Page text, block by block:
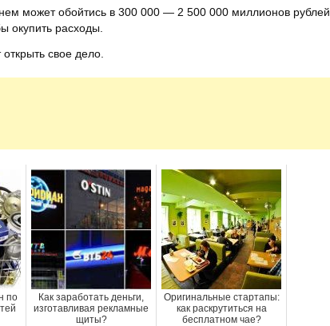
может обойтись в 300 000 — 2 500 000 миллионов рублей.
окупить расходы.
свое дело.
по
Как заработать деньги,
изготавливая рекламные
щиты?
Оригинальные стартапы:
как раскрутиться на
бесплатном чае?